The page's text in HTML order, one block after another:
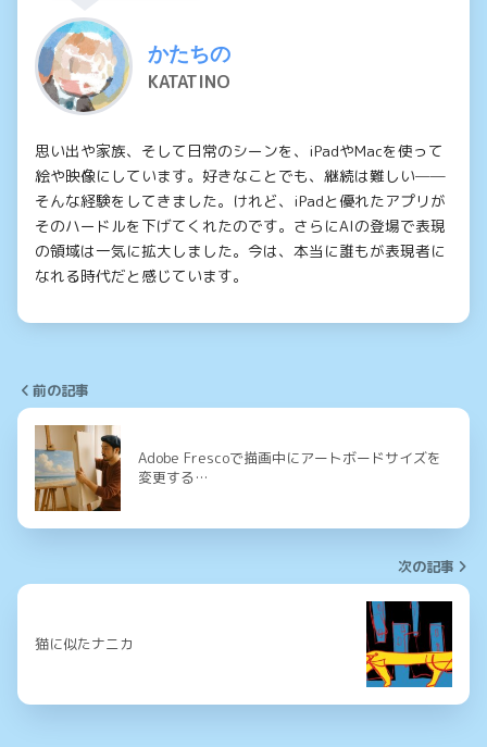
かたちの
KATATINO
思い出や家族、そして日常のシーンを、iPadやMacを使って
絵や映像にしています。好きなことでも、継続は難しい──
そんな経験をしてきました。けれど、iPadと優れたアプリが
そのハードルを下げてくれたのです。さらにAIの登場で表現
の領域は一気に拡大しました。今は、本当に誰もが表現者に
なれる時代だと感じています。
前の記事
Adobe Frescoで描画中にアートボードサイズを
変更する…
次の記事
猫に似たナニカ